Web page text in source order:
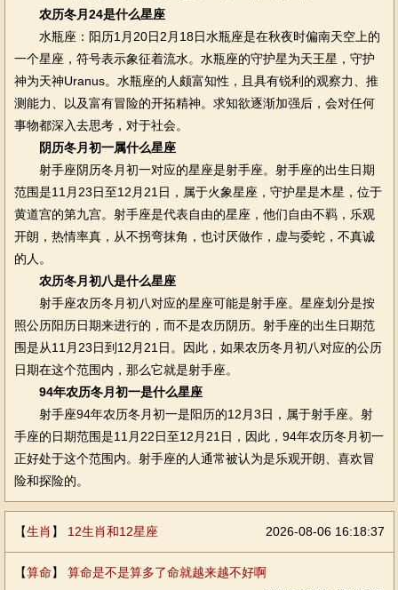
农历冬月24是什么星座
水瓶座：阳历1月20日2月18日水瓶座是在秋夜时偏南天空上的
一个星座，符号表示象征着流水。水瓶座的守护星为天王星，守护
神为天神Uranus。水瓶座的人颇富知性，且具有锐利的观察力、推
测能力、以及富有冒险的开拓精神。求知欲逐渐加强后，会对任何
事物都深入去思考，对于社会。
阴历冬月初一属什么星座
射手座阴历冬月初一对应的星座是射手座。射手座的出生日期
范围是11月23日至12月21日，属于火象星座，守护星是木星，位于
黄道宫的第九宫。射手座是代表自由的星座，他们自由不羁，乐观
开朗，热情率真，从不拐弯抹角，也讨厌做作，虚与委蛇，不真诚
的人。
农历冬月初八是什么星座
射手座农历冬月初八对应的星座可能是射手座。星座划分是按
照公历阳历日期来进行的，而不是农历阴历。射手座的出生日期范
围是从11月23日到12月21日。因此，如果农历冬月初八对应的公历
日期在这个范围内，那么它就是射手座。
94年农历冬月初一是什么星座
射手座94年农历冬月初一是阳历的12月3日，属于射手座。射
手座的日期范围是11月22日至12月21日，因此，94年农历冬月初一
正好处于这个范围内。射手座的人通常被认为是乐观开朗、喜欢冒
险和探险的。
【生肖 】 12生肖和12星座 2026-08-06 16:18:37
【算命】 算命是不是算多了命就越来越不好啊